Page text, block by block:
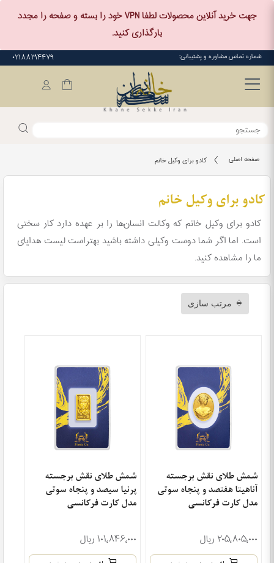
جهت خرید آنلاین محصولات لطفا VPN خود را بسته و صفحه را مجدد
بارگذاری کنید.
شماره تماس مشاوره و پشتیبانی: ۰۲۱۸۸۳۱۴۴۷۹
صفحه اصلی کادو برای وکیل خانم
کادو برای وکیل خانم
کادو برای وکیل خانم که وکالت انسان‌ها را بر عهده دارد کار سختی
است. اما اگر شما دوست وکیلی داشته باشید بهتراست لیست هدایای
ما را مشاهده کنید.
مرتب سازی
شمش طلای نقش برجسته
آناهیتا هفتصد و پنجاه سوتی
مدل کارت فرکانسی
۲۰۵٬۸۰۵٬۰۰۰ ریال
شمش طلای نقش برجسته
پرنیا سیصد و پنجاه سوتی
مدل کارت فرکانسی
۱۰۱٬۸۴۶٬۰۰۰ ریال